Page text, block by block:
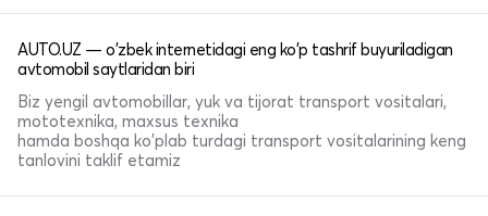
AUTO.UZ — o'zbek internetidagi eng ko'p tashrif buyuriladigan
avtomobil saytlaridan biri
Biz yengil avtomobillar, yuk va tijorat transport vositalari,
mototexnika, maxsus texnika
hamda boshqa ko'plab turdagi transport vositalarining keng
tanlovini taklif etamiz